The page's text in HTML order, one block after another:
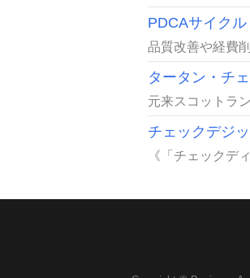
PDCAサイクル
品質改善や経費
タータン・チ
元来スコットラ
チェックデジ
《「チェックデ